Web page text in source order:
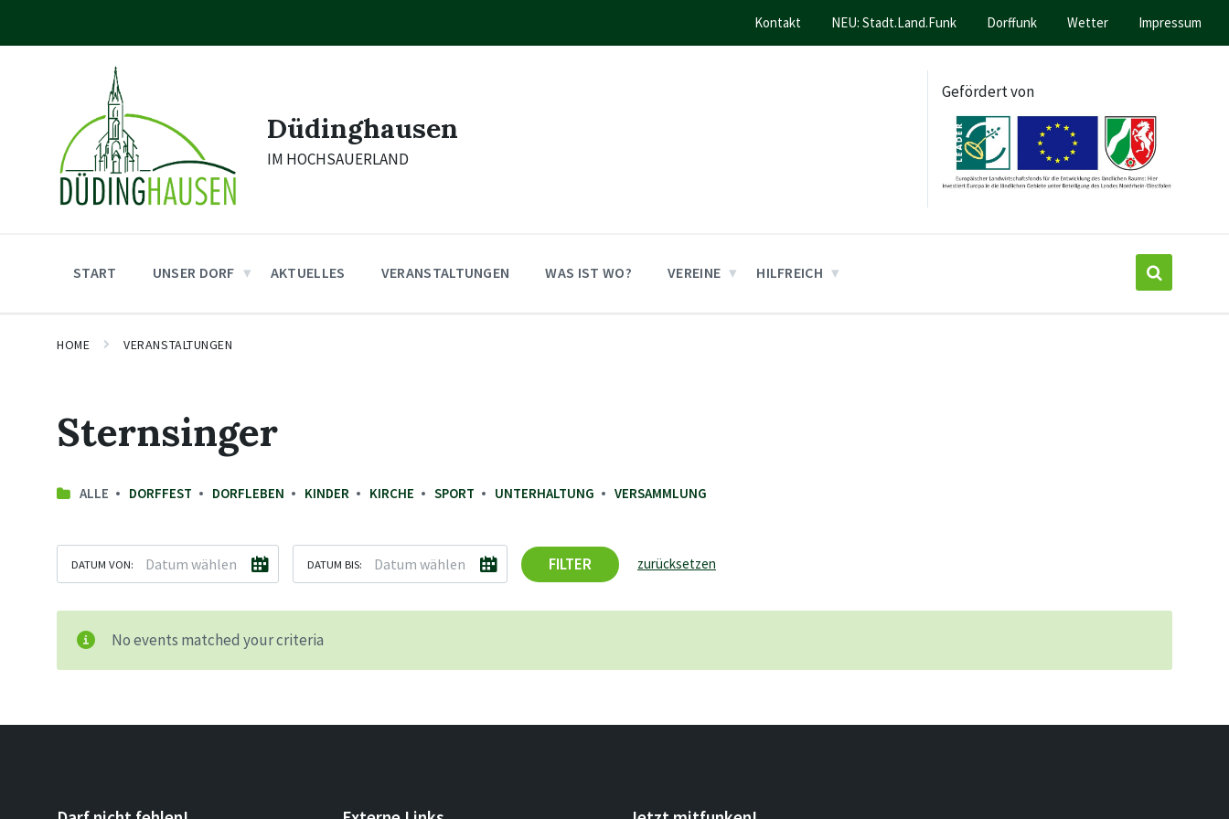
content
main
footer
Kontakt NEU: Stadt.Land.Funk Dorffunk Wetter Impressum
Düdinghausen
IM HOCHSAUERLAND
Gefördert von
START UNSER DORF AKTUELLES VERANSTALTUNGEN WAS IST WO? VEREINE HILFREICH
HOME VERANSTALTUNGEN
Sternsinger
ALLE DORFFEST DORFLEBEN KINDER KIRCHE SPORT UNTERHALTUNG VERSAMMLUNG
DATUM VON: DATUM BIS: FILTER zurücksetzen
No events matched your criteria